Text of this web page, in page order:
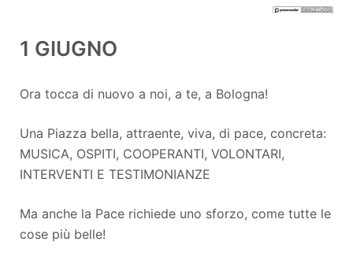
1 GIUGNO
Ora tocca di nuovo a noi, a te, a Bologna!
Una Piazza bella, attraente, viva, di pace, concreta:
MUSICA, OSPITI, COOPERANTI, VOLONTARI,
INTERVENTI E TESTIMONIANZE
Ma anche la Pace richiede uno sforzo, come tutte le
cose più belle!